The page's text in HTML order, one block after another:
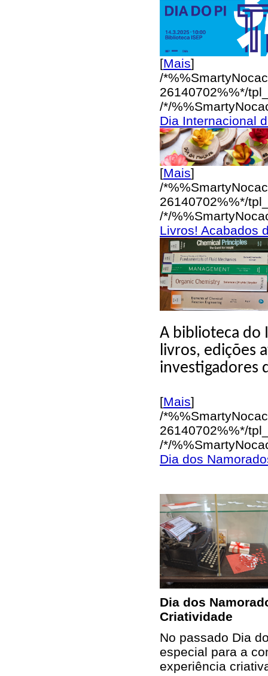
[Mais]
/
26140702%%*/
/*/
Dia Internacional
[Mais]
/
26140702%%*/
/*/
Livros! Acabados
A biblioteca do
livros, edições
investigadores
[Mais]
/
26140702%%*/
/*/
Dia dos
Dia dos
Criatividade
No passado Dia
especial para a
experiência